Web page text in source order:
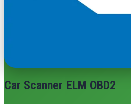
Car Scanner ELM OBD2